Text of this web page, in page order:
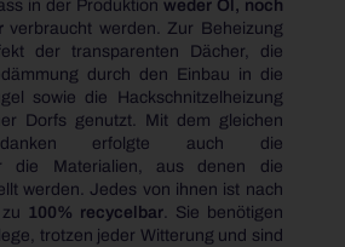
in der Produktion weder Öl, noch
verbraucht werden. Zur Beheizung
der transparenten Dächer, die
durch den Einbau in die
sowie die Hackschnitzelheizung
Dorfs genutzt. Mit dem gleichen
erfolgte auch die
die Materialien, aus denen die
werden. Jedes von ihnen ist nach
100% recycelbar. Sie benötigen
trotzen jeder Witterung und sind